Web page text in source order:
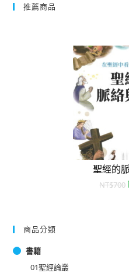
推薦商品
聖經的
NT$700
商品分類
書籍
01聖經論叢